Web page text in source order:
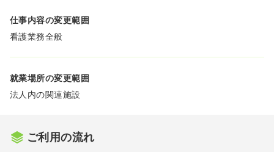
仕事内容の変更範囲
看護業務全般
就業場所の変更範囲
法人内の関連施設
ご利用の流れ